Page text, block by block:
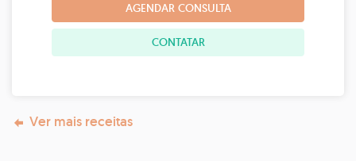
AGENDAR CONSULTA
CONTATAR
Ver mais receitas